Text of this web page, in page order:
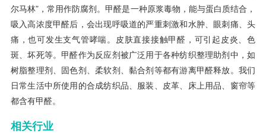
尔马林”，常用作防腐剂。甲醛是一种原浆毒物，能与蛋白质结合，
吸入高浓度甲醛后，会出现呼吸道的严重刺激和水肿、眼刺痛、头
痛，也可发生支气管哮喘。皮肤直接接触甲醛，可引起皮炎、色
斑、坏死等。甲醛作为反应剂被广泛用于各种纺织整理助剂中，如
树脂整理剂、固色剂、柔软剂、黏合剂等都有游离甲醛释放。我们
日常生活中所使用的合成纺织品、服装、皮革、床上用品、窗帘等
都含有甲醛。
相关行业